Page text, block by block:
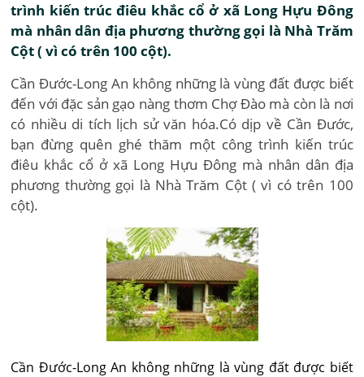
trình kiến trúc điêu khắc cổ ở xã Long Hựu Đông
mà nhân dân địa phương thường gọi là Nhà Trăm
Cột ( vì có trên 100 cột).
Cần Đước-Long An không những là vùng đất được biết
đến với đặc sản gạo nàng thơm Chợ Đào mà còn là nơi
có nhiều di tích lịch sử văn hóa.Có dịp về Cần Đước,
bạn đừng quên ghé thăm một công trình kiến trúc
điêu khắc cổ ở xã Long Hựu Đông mà nhân dân địa
phương thường gọi là Nhà Trăm Cột ( vì có trên 100
cột).
Cần Đước-Long An không những là vùng đất được biết